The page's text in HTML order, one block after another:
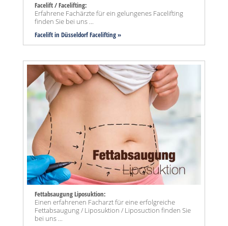
Facelift / Facelifting:
Erfahrene Fachärzte für ein gelungenes Facelifting
finden Sie bei uns ...
Facelift in Düsseldorf Facelifting »
Fettabsaugung Liposuktion:
Einen erfahrenen Facharzt für eine erfolgreiche
Fettabsaugung / Liposuktion / Liposuction finden Sie
bei uns ...